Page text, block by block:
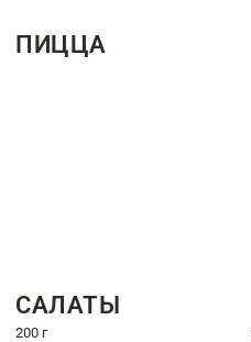
ПИЦЦА
САЛАТЫ
200 г